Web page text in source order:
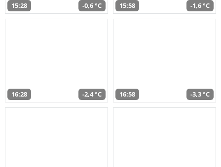
15:28 -0,6 °C 15:58 -1,6 °C
16:28 -2,4 °C 16:58 -3,3 °C